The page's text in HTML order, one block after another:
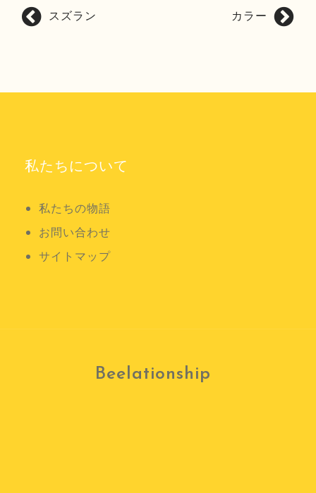
投
ョ
スズラン カラー
私たちについて
私たちの物語
お問い合わせ
サイトマップ
Beelationship